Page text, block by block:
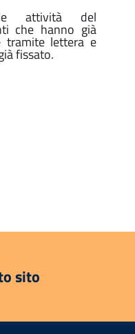
le attività del
che hanno già
tramite lettera e
fissato.
sito